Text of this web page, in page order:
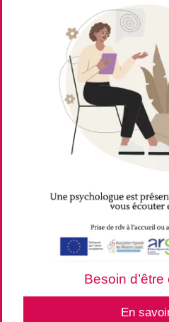
Besoin
En